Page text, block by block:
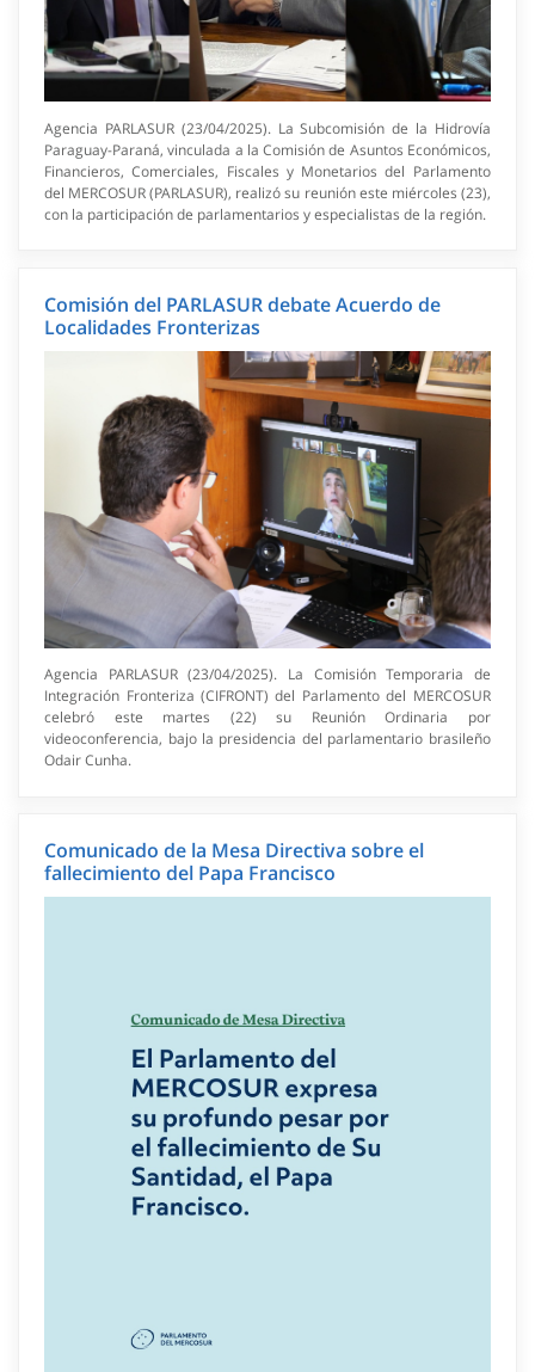
Agencia PARLASUR (23/04/2025). La Subcomisión de la Hidrovía
Paraguay-Paraná, vinculada a la Comisión de Asuntos Económicos,
Financieros, Comerciales, Fiscales y Monetarios del Parlamento
del MERCOSUR (PARLASUR), realizó su reunión este miércoles (23),
con la participación de parlamentarios y especialistas de la región.
Comisión del PARLASUR debate Acuerdo de
Localidades Fronterizas
Agencia PARLASUR (23/04/2025). La Comisión Temporaria de
Integración Fronteriza (CIFRONT) del Parlamento del MERCOSUR
celebró este martes (22) su Reunión Ordinaria por
videoconferencia, bajo la presidencia del parlamentario brasileño
Odair Cunha.
Comunicado de la Mesa Directiva sobre el
fallecimiento del Papa Francisco